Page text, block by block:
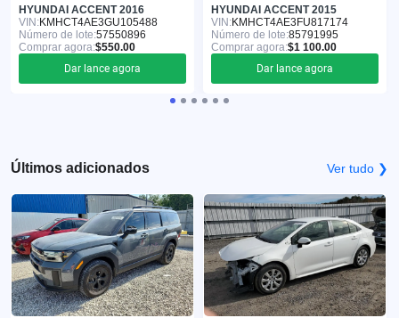
HYUNDAI ACCENT 2016
VIN:KMHCT4AE3GU105488
Número de lote:57550896
Comprar agora:$550.00
Dar lance agora
HYUNDAI ACCENT 2015
VIN:KMHCT4AE3FU817174
Número de lote:85791995
Comprar agora:$1 100.00
Dar lance agora
Últimos adicionados Ver tudo ❯